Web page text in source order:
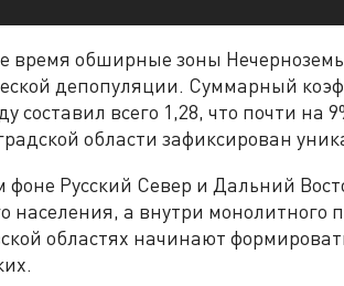
время обширные зоны
депопуляции. Суммарный
составил всего 1,28, что почти
области зафиксирован
фоне Русский Север и Дальний
населения, а внутри монолитного
областях начинают